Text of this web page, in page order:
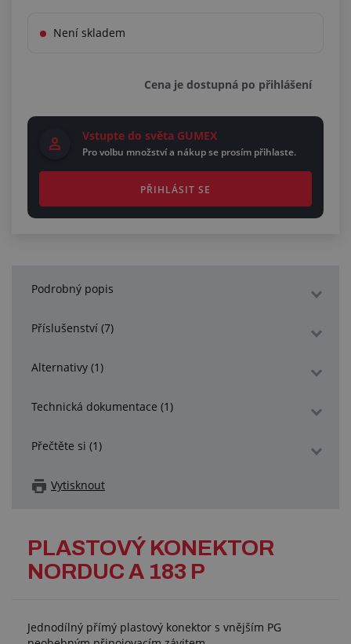
Není skladem
Cena je dostupná po přihlášení
Vstupte do světa GUMEX
Pro volbu množství a nákup se prosím přihlaste.
PŘIHLÁSIT SE
Podrobný popis
Příslušenství (7)
Alternativy (1)
Technická dokumentace (1)
Přečtěte si (1)
Vytisknout
PLASTOVÝ KONEKTOR
NORDUC A 183 P
Jednodílný přímý plastový konektor s vnějším PG